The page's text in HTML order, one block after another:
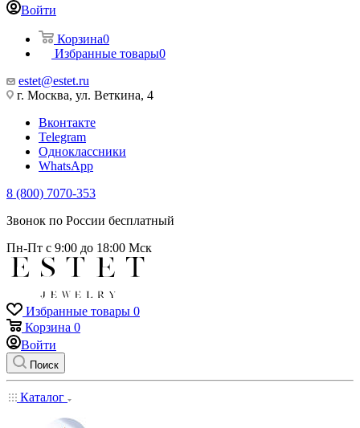
Войти
Корзина0
Избранные товары0
estet@estet.ru
г. Москва, ул. Веткина, 4
Вконтакте
Telegram
Одноклассники
WhatsApp
8 (800) 7070-353
Звонок по России бесплатный
Пн-Пт с 9:00 до 18:00 Мск
Избранные товары 0
Корзина 0
Войти
Поиск
Каталог